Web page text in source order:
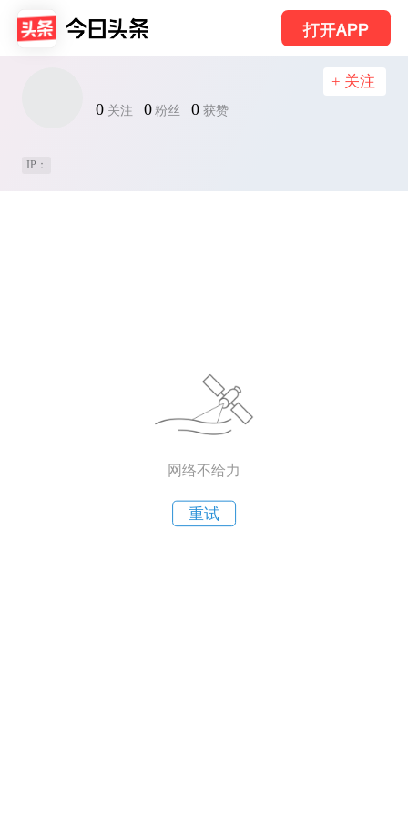
打开APP
0 关注 0 粉丝 0 获赞
+ 关注
IP：
网络不给力
重试